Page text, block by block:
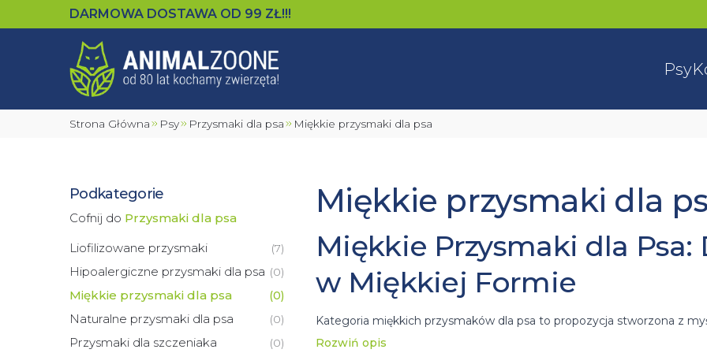
DARMOWA DOSTAWA OD 99 ZŁ!!!
Psy
Strona Główna Psy Przysmaki dla psa Miękkie przysmaki dla psa
Miękkie przysmaki dla
Miękkie Przysmaki dla
w Miękkiej Formie
Kategoria miękkich przysmaków dla psa to propozycja stworzona z
delikatność w jednym. W naszym asortymencie znajdziesz miękkie
Rozwiń opis
Podkategorie
Cofnij do Przysmaki dla psa
Liofilizowane przysmaki
(7)
Hipoalergiczne przysmaki dla psa (0)
Miękkie przysmaki dla psa (0)
Naturalne przysmaki dla psa (0)
Przysmaki dla szczeniaka (0)